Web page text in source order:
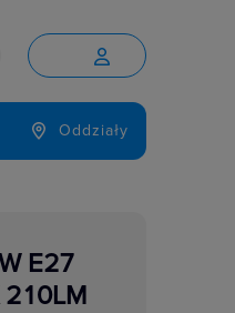

Oddziały
E27
210LM